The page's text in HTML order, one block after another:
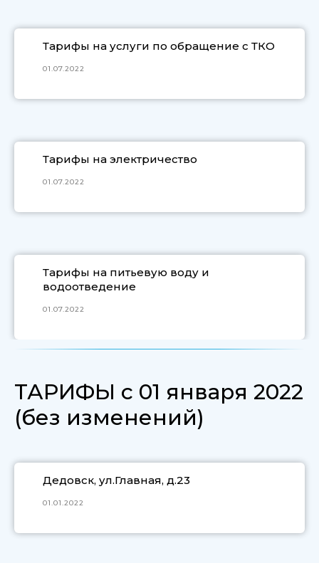
Тарифы на услуги по обращение с ТКО
01.07.2022
Тарифы на электричество
01.07.2022
Тарифы на питьевую воду и
водоотведение
01.07.2022
ТАРИФЫ с 01 января 2022
(без изменений)
Дедовск, ул.Главная, д.23
01.01.2022